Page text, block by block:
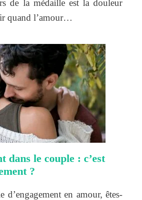
de la médaille est la douleur
quand l’amour…
dans le couple : c’est
?
d’engagement en amour, êtes-